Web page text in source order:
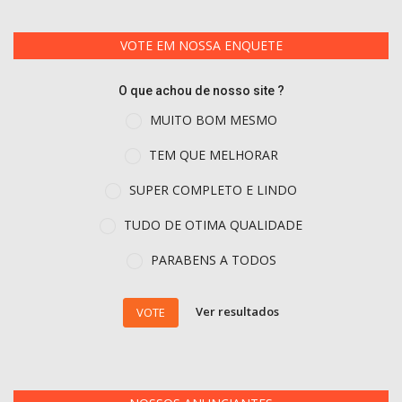
VOTE EM NOSSA ENQUETE
O que achou de nosso site ?
MUITO BOM MESMO
TEM QUE MELHORAR
SUPER COMPLETO E LINDO
TUDO DE OTIMA QUALIDADE
PARABENS A TODOS
VOTE Ver resultados